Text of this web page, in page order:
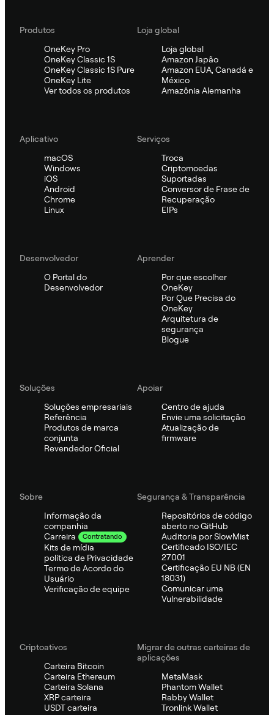
Produtos
OneKey Pro
OneKey Classic 1S
OneKey Classic 1S Pure
OneKey Lite
Ver todos os produtos
Loja global
Loja global
Amazon Japão
Amazon EUA, Canadá e
México
Amazônia Alemanha
Aplicativo
macOS
Windows
iOS
Android
Chrome
Linux
Serviços
Troca
Criptomoedas
Suportadas
Conversor de Frase de
Recuperação
EIPs
Desenvolvedor
O Portal do
Desenvolvedor
Aprender
Por que escolher
OneKey
Por Que Precisa do
OneKey
Arquitetura de
segurança
Blogue
Soluções
Soluções empresariais
Referência
Produtos de marca
conjunta
Revendedor Oficial
Apoiar
Centro de ajuda
Envie uma solicitação
Atualização de
firmware
Sobre
Informação da
companhia
Carreira
Contratando
Kits de mídia
política de Privacidade
Termo de Acordo do
Usuário
Verificação de equipe
Segurança & Transparência
Repositórios de código
aberto no GitHub
Auditoria por SlowMist
Certificado ISO/IEC
27001
Certificação EU NB (EN
18031)
Comunicar uma
Vulnerabilidade
Criptoativos
Carteira Bitcoin
Carteira Ethereum
Carteira Solana
XRP carteira
USDT carteira
Migrar de outras carteiras de
aplicações
MetaMask
Phantom Wallet
Rabby Wallet
Tronlink Wallet